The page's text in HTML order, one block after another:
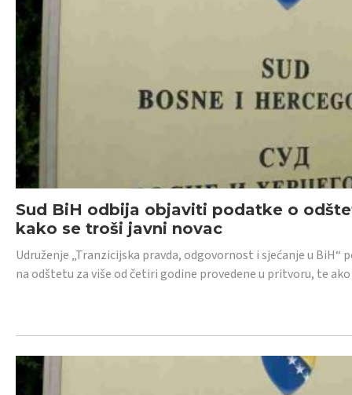
Sud BiH odbija objaviti podatke o
kako se troši javni novac
Udruženje „Tranzicijska pravda, odgovornost i sjećanje u
na odštetu za više od četiri godine provedene u pritvoru, te